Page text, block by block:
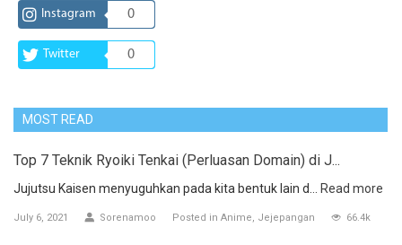
Instagram 0
Twitter 0
MOST READ
Top 7 Teknik Ryoiki Tenkai (Perluasan Domain) di J...
Jujutsu Kaisen menyuguhkan pada kita bentuk lain d... Read more
July 6, 2021 Sorenamoo Posted in Anime Jejepangan 66.4k